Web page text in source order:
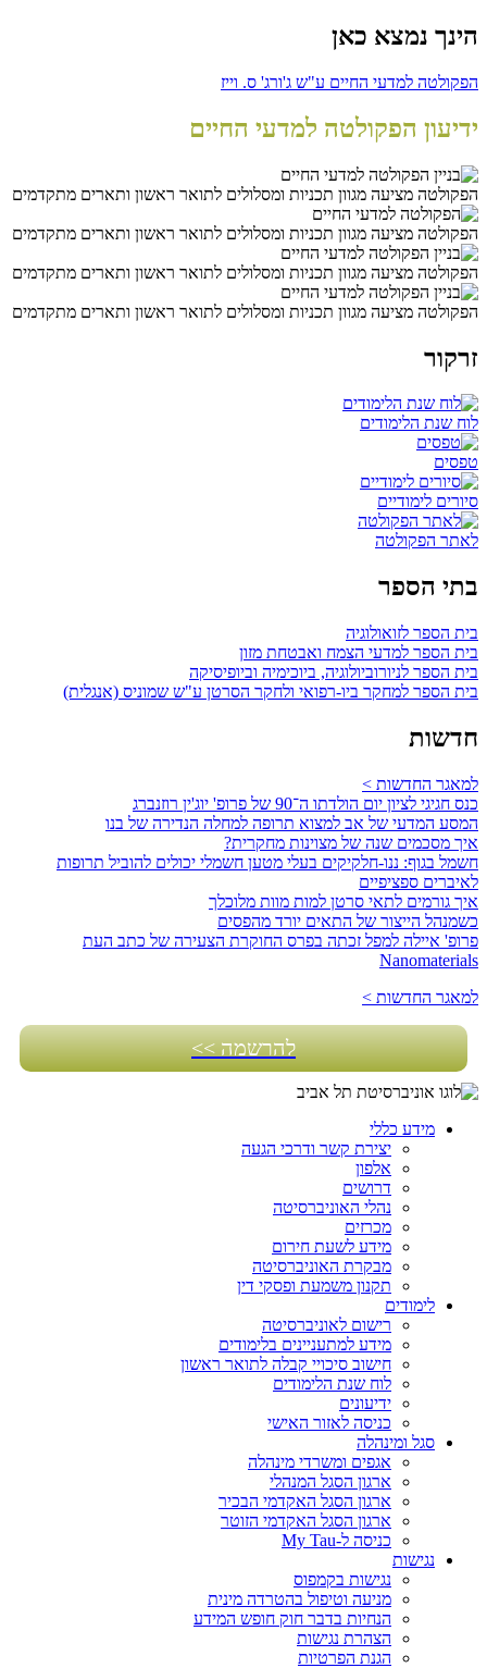
הינך נמצא כאן
הפקולטה למדעי החיים ע"ש ג'ורג' ס. וייז
ידיעון הפקולטה למדעי החיים
הפקולטה מציעה מגוון תכניות ומסלולים לתואר ראשון ותארים מתקדמים
הפקולטה מציעה מגוון תכניות ומסלולים לתואר ראשון ותארים מתקדמים
הפקולטה מציעה מגוון תכניות ומסלולים לתואר ראשון ותארים מתקדמים
הפקולטה מציעה מגוון תכניות ומסלולים לתואר ראשון ותארים מתקדמים
זרקור
לוח שנת הלימודים
טפסים
סיורים לימודיים
לאתר הפקולטה
בתי הספר
בית הספר לזואולוגיה
בית הספר למדעי הצמח ואבטחת מזון
בית הספר לניורוביולוגיה, ביוכימיה וביופיסיקה
בית הספר למחקר ביו-רפואי ולחקר הסרטן ע"ש שמוניס (אנגלית)
חדשות
למאגר החדשות >
כנס חגיגי לציון יום הולדתו ה־90 של פרופ' יוג'ין רוזנברג
המסע המדעי של אב למצוא תרופה למחלה הנדירה של בנו
איך מסכמים שנה של מצוינות מחקרית?
חשמל בגוף: ננו-חלקיקים בעלי מטען חשמלי יכולים להוביל תרופות
לאיברים ספציפיים
איך גורמים לתאי סרטן למות מוות מלוכלך
כשמנהל הייצור של התאים יורד מהפסים
פרופ' איילה למפל זכתה בפרס החוקרת הצעירה של כתב העת
Nanomaterials
למאגר החדשות >
להרשמה >>
מידע כללי
יצירת קשר ודרכי הגעה
אלפון
דרושים
נהלי האוניברסיטה
מכרזים
מידע לשעת חירום
מבקרת האוניברסיטה
תקנון משמעת ופסקי דין
לימודים
רישום לאוניברסיטה
מידע למתעניינים בלימודים
חישוב סיכויי קבלה לתואר ראשון
לוח שנת הלימודים
ידיעונים
כניסה לאזור האישי
סגל ומינהלה
אגפים ומשרדי מינהלה
ארגון הסגל המנהלי
ארגון הסגל האקדמי הבכיר
ארגון הסגל האקדמי הזוטר
כניסה ל-My Tau
נגישות
נגישות בקמפוס
מניעה וטיפול בהטרדה מינית
הנחיות בדבר חוק חופש המידע
הצהרת נגישות
הגנת הפרטיות